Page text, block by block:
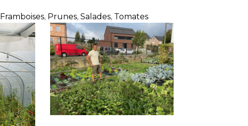
Framboises, Prunes,Salades, Tomates